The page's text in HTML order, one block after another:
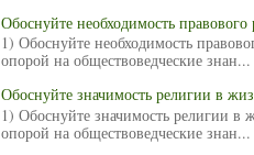
Обоснуйте необходимость
1) Обоснуйте необходимость
опорой на обществоведческие знан...
Обоснуйте значимость религии в
1) Обоснуйте значимость религии в
опорой на обществоведческие знан...